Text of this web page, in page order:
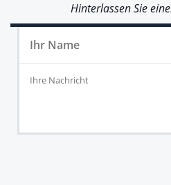
Hinterlassen Sie